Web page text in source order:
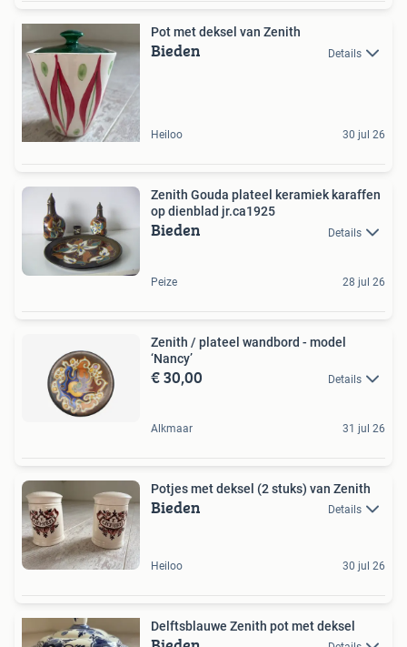
Pot met deksel van Zenith
Bieden Details
Heiloo 30 jul 26
Zenith Gouda plateel keramiek karaffen
op dienblad jr.ca1925
Bieden Details
Peize 28 jul 26
Zenith / plateel wandbord - model
‘Nancy’
€ 30,00 Details
Alkmaar 31 jul 26
Potjes met deksel (2 stuks) van Zenith
Bieden Details
Heiloo 30 jul 26
Delftsblauwe Zenith pot met deksel